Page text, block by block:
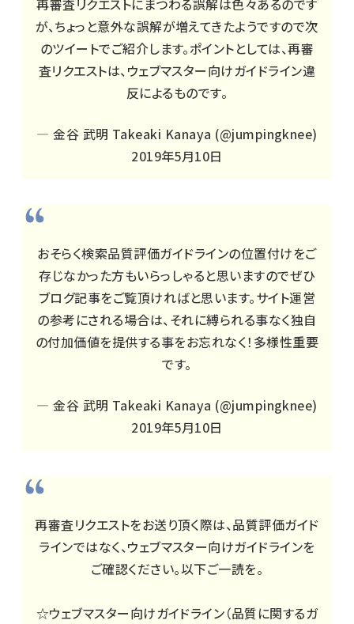
再審査リクエストにまつわる誤解は色々あるのです
が、ちょっと意外な誤解が増えてきたようですので次
のツイートでご紹介します。ポイントとしては、再審
査リクエストは、ウェブマスター向けガイドライン違
反によるものです。
— 金谷 武明 Takeaki Kanaya (@jumpingknee)
2019年5月10日
おそらく検索品質評価ガイドラインの位置付けをご
存じなかった方もいらっしゃると思いますのでぜひ
ブログ記事をご覧頂ければと思います。サイト運営
の参考にされる場合は、それに縛られる事なく独自
の付加価値を提供する事をお忘れなく！多様性重要
です。
— 金谷 武明 Takeaki Kanaya (@jumpingknee)
2019年5月10日
再審査リクエストをお送り頂く際は、品質評価ガイド
ラインではなく、ウェブマスター向けガイドラインを
ご確認ください。以下ご一読を。
☆ウェブマスター向けガイドライン（品質に関するガ